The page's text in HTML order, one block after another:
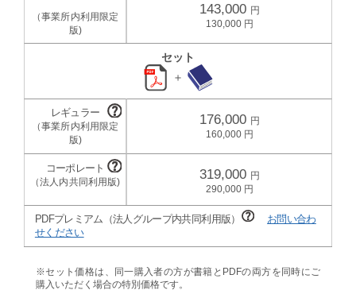
143,000
130,000
セット
＋
176,000
160,000
319,000
290,000
PDFプレミアム（法人グループ内共同利用版）
お問い合わ
せください
※セット価格は、同一購入者の方が書籍とPDFの両方を同時にご
購入いただく場合の特別価格です。